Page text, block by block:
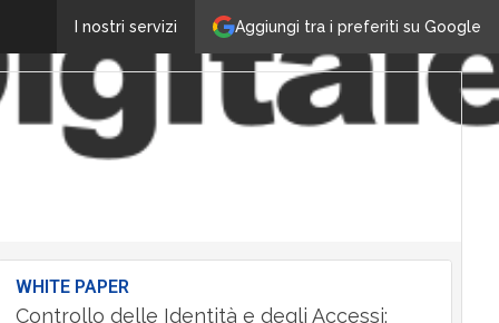
Aggiungi tra i preferiti su Google
I nostri servizi
WHITE PAPER
Controllo delle Identità e degli Accessi: